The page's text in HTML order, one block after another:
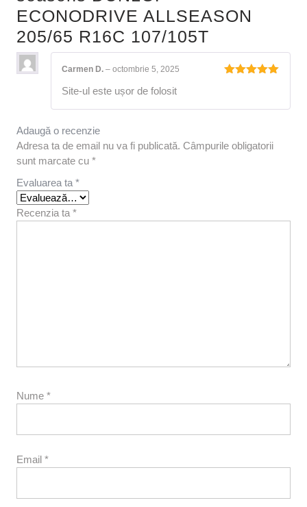
ECONODRIVE ALLSEASON
205/65 R16C 107/105T
Carmen D. – octombrie 5, 2025
Site-ul este ușor de folosit
Adaugă o recenzie
Adresa ta de email nu va fi publicată. Câmpurile obligatorii
sunt marcate cu *
Evaluarea ta *
Recenzia ta *
Nume *
Email *